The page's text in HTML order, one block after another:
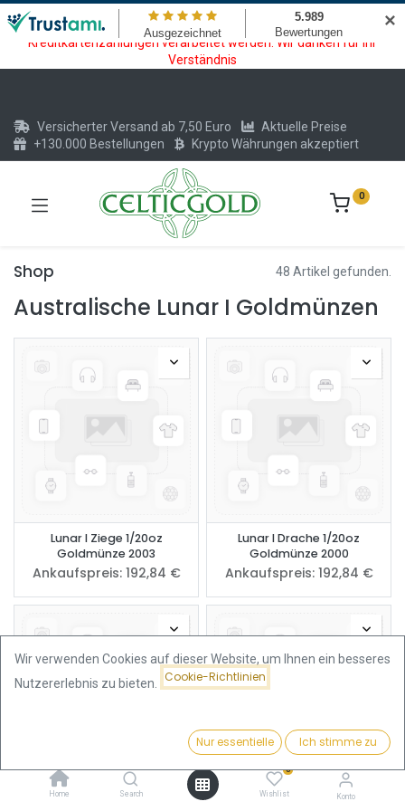
Wartungsarbeiten am Kreditkarten und Krypto Bezahlmodul. In der
Zeit vom 20.07. - 09.08.2026 können keine Krypto oder
Kreditkartenzahlungen verarbeitet werden. Wir danken für Ihr
Verständnis
Beliebteste
Home Search
0
Wishlist Konto
Versicherter Versand ab 7,50 Euro
Aktuelle Preise
+130.000 Bestellungen
Krypto Währungen akzeptiert
0
Shop 48 Artikel gefunden.
Australische Lunar I Goldmünzen
Lunar I Ziege 1/20oz
Goldmünze 2003
Ankaufspreis: 192,84 €
Lunar I Drache 1/20oz
Goldmünze 2000
Ankaufspreis: 192,84 €
Wir verwenden Cookies auf dieser Website, um Ihnen ein besseres
Nutzererlebnis zu bieten.
Cookie-Richtlinien
Nur essentielle Ich stimme zu
✕